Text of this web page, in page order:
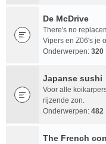
De McDrive
There's no
Vipers en Z06's je
Onderwerpen: 320
Japanse sushi
Voor alle
rijzende zon.
Onderwerpen: 482
The French